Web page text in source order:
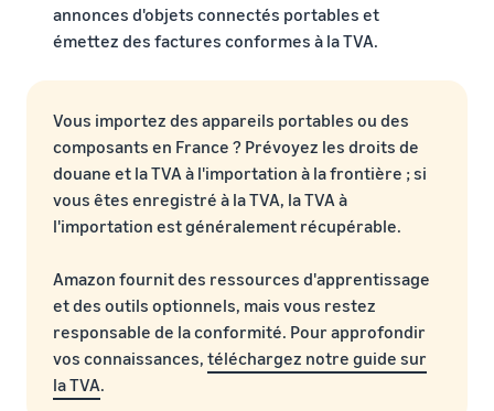
annonces d'objets connectés portables et
émettez des factures conformes à la TVA.
Vous importez des appareils portables ou des
composants en France ? Prévoyez les droits de
douane et la TVA à l'importation à la frontière ; si
vous êtes enregistré à la TVA, la TVA à
l'importation est généralement récupérable.
Amazon fournit des ressources d'apprentissage
et des outils optionnels, mais vous restez
responsable de la conformité. Pour approfondir
vos connaissances, téléchargez notre guide sur
la TVA.